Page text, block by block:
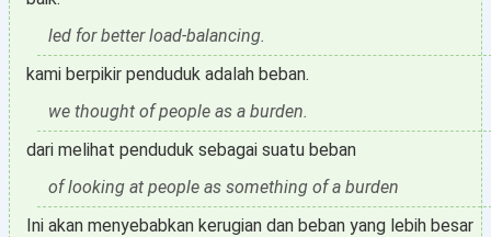
led for better load-balancing.
kami berpikir penduduk adalah beban.
we thought of people as a burden.
dari melihat penduduk sebagai suatu beban
of looking at people as something of a burden
Ini akan menyebabkan kerugian dan beban yang lebih besar